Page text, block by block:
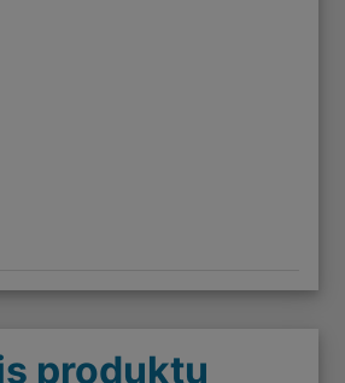
produktu